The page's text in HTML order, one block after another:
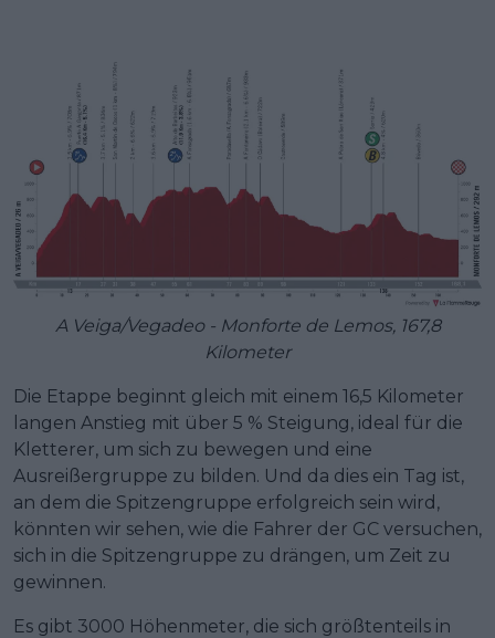
A Veiga/Vegadeo - Monforte de Lemos, 167,8
Kilometer
Die Etappe beginnt gleich mit einem 16,5 Kilometer
langen Anstieg mit über 5 % Steigung, ideal für die
Kletterer, um sich zu bewegen und eine
Ausreißergruppe zu bilden. Und da dies ein Tag ist,
an dem die Spitzengruppe erfolgreich sein wird,
könnten wir sehen, wie die Fahrer der GC versuchen,
sich in die Spitzengruppe zu drängen, um Zeit zu
gewinnen.
Es gibt 3000 Höhenmeter, die sich größtenteils in